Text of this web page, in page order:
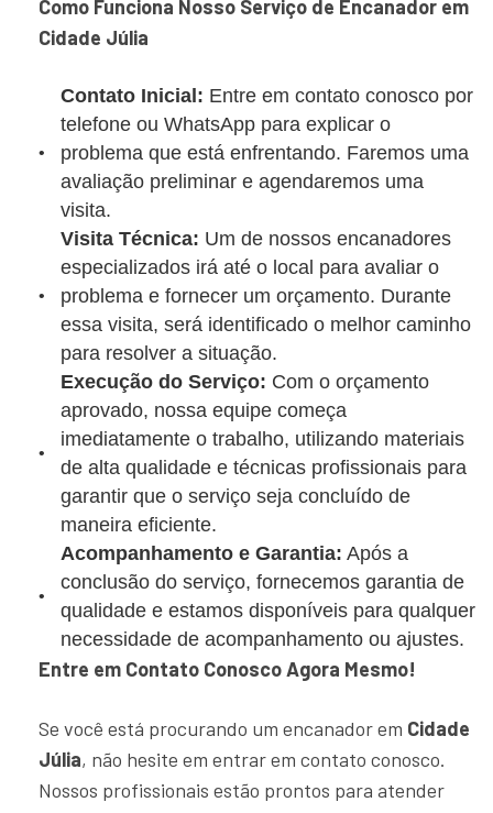
Como Funciona Nosso Serviço de Encanador em
Cidade Júlia
Contato Inicial: Entre em contato conosco por
telefone ou WhatsApp para explicar o
problema que está enfrentando. Faremos uma
avaliação preliminar e agendaremos uma
visita.
Visita Técnica: Um de nossos encanadores
especializados irá até o local para avaliar o
problema e fornecer um orçamento. Durante
essa visita, será identificado o melhor caminho
para resolver a situação.
Execução do Serviço: Com o orçamento
aprovado, nossa equipe começa
imediatamente o trabalho, utilizando materiais
de alta qualidade e técnicas profissionais para
garantir que o serviço seja concluído de
maneira eficiente.
Acompanhamento e Garantia: Após a
conclusão do serviço, fornecemos garantia de
qualidade e estamos disponíveis para qualquer
necessidade de acompanhamento ou ajustes.
Entre em Contato Conosco Agora Mesmo!
Se você está procurando um encanador em Cidade
Júlia, não hesite em entrar em contato conosco.
Nossos profissionais estão prontos para atender